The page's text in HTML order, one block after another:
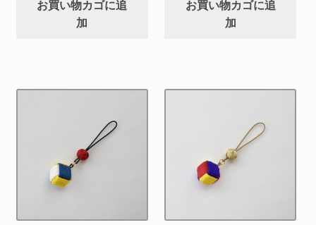
お買い物カゴに追
加
お買い物カゴに追
加